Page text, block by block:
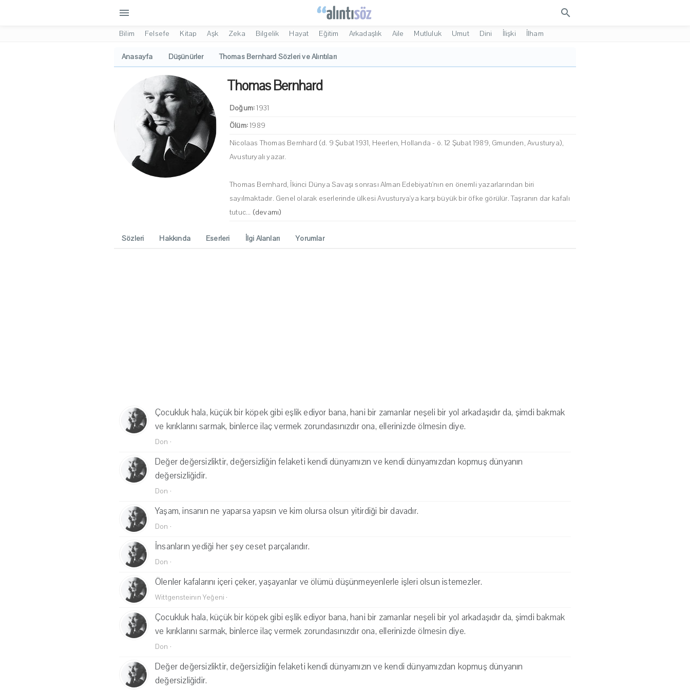
menu search
Bilim Felsefe Kitap Aşk Zeka Bilgelik Hayat Eğitim Arkadaşlık Aile Mutluluk Umut Dini İlişki İlham
Anasayfa Düşünürler Thomas Bernhard Sözleri ve Alıntıları
Thomas Bernhard
Doğum:1931
Ölüm:1989
Nicolaas Thomas Bernhard (d. 9 Şubat 1931, Heerlen, Hollanda - ö. 12 Şubat 1989, Gmunden, Avusturya),
Avusturyalı yazar.
Thomas Bernhard, İkinci Dünya Savaşı sonrası Alman Edebiyatı'nın en önemli yazarlarından biri
sayılmaktadır. Genel olarak eserlerinde ülkesi Avusturya'ya karşı büyük bir öfke görülür. Taşranın dar kafalı
tutuc... (devamı)
Sözleri Hakkında Eserleri İlgi Alanları Yorumlar
Çocukluk hala, küçük bir köpek gibi eşlik ediyor bana, hani bir zamanlar neşeli bir yol arkadaşıdır da, şimdi bakmak
ve kırıklarını sarmak, binlerce ilaç vermek zorundasınızdır ona, ellerinizde ölmesin diye.
Don ·
Değer değersizliktir, değersizliğin felaketi kendi dünyamızın ve kendi dünyamızdan kopmuş dünyanın
değersizliğidir.
Don ·
Yaşam, insanın ne yaparsa yapsın ve kim olursa olsun yitirdiği bir davadır.
Don ·
İnsanların yediği her şey ceset parçalarıdır.
Don ·
Ölenler kafalarını içeri çeker, yaşayanlar ve ölümü düşünmeyenlerle işleri olsun istemezler.
Wittgensteinın Yeğeni ·
Çocukluk hala, küçük bir köpek gibi eşlik ediyor bana, hani bir zamanlar neşeli bir yol arkadaşıdır da, şimdi bakmak
ve kırıklarını sarmak, binlerce ilaç vermek zorundasınızdır ona, ellerinizde ölmesin diye.
Don ·
Değer değersizliktir, değersizliğin felaketi kendi dünyamızın ve kendi dünyamızdan kopmuş dünyanın
değersizliğidir.